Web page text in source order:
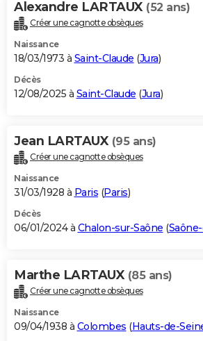
Carte de Noël
Carte Bonne année
Carte Saint-Valentin
Carte Pâques
Carte d'anniversaire
DICTIONNAIRE
Dictionnaire
Biographies
Citations
Expressions
Proverbes
PROGRAMME TV
S'inscrire
Se connecter
Lycées
Collèges
Primaires
Universités
Entreprises
Service militaire
Avis de recherche
AVIS DE DÉCÈS
Bricolage
Lifestyle
Culture
Sport
Auto
Television
Voyage
Cinema
Alexandre LARTAUX (52 ans)
Créer une cagnotte obsèques
Naissance
18/03/1973 à Saint-Claude (Jura)
Décès
12/08/2025 à Saint-Claude (Jura)
Jean LARTAUX (95 ans)
Créer une cagnotte obsèques
Naissance
31/03/1928 à Paris (Paris)
Décès
06/01/2024 à Chalon-sur-Saône (
Marthe LARTAUX (85 ans)
Créer une cagnotte obsèques
Naissance
09/04/1938 à Colombes (Hauts-de-